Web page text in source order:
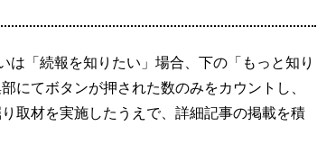
「続報を知りたい」場合、下の「もっと知り
にてボタンが押された数のみをカウントし、
取材を実施したうえで、詳細記事の掲載を積